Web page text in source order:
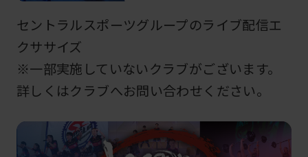
セントラルスポーツグループのライブ配信エ
クササイズ
※一部実施していないクラブがございます。
詳しくはクラブへお問い合わせください。